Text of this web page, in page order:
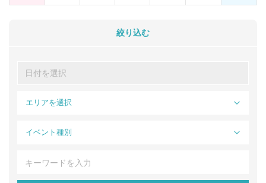
絞り込む
エリアを選択
イベント種別